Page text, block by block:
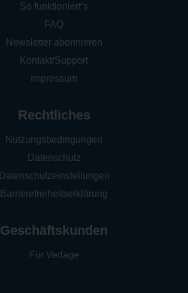
So funktioniert‘s
FAQ
Newsletter abonnieren
Kontakt/Support
Impressum
Rechtliches
Nutzungsbedingungen
Datenschutz
Datenschutzeinstellungen
Barrierefreiheitserklärung
Geschäftskunden
Für Verlage